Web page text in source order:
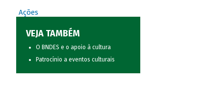
Ações
VEJA TAMBÉM
O BNDES e o apoio à cultura
Patrocínio a eventos culturais